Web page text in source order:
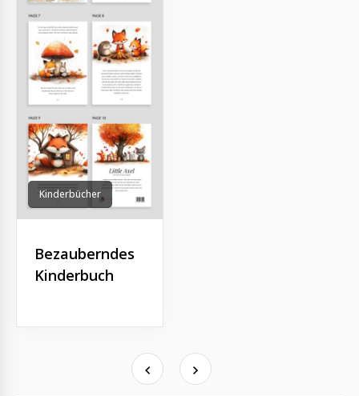
Kinderbücher
Bezauberndes
Kinderbuch